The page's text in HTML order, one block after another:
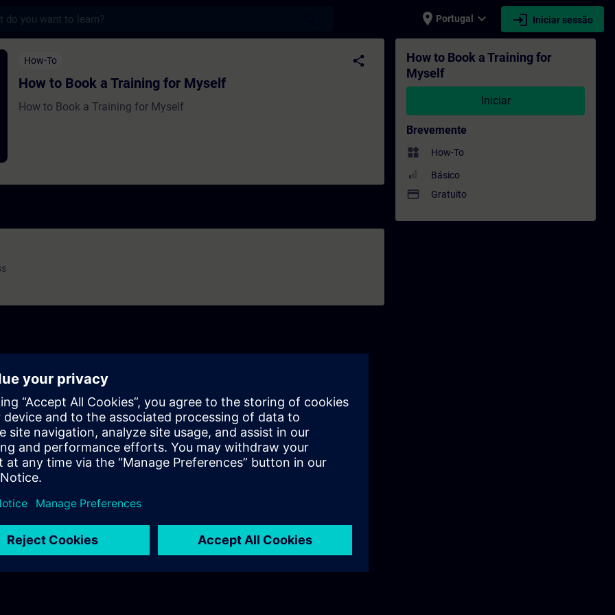
place Portugal expand_more login Iniciar sessão
a Training for Myself - Formação - Formação - Desenvolvimento profissional |
How-To share
How to Book a Training for Myself
How to Book a Training for Myself
How to Book a Training for
Myself
Iniciar
Brevemente
widgets How-To
Básico
payment Gratuito